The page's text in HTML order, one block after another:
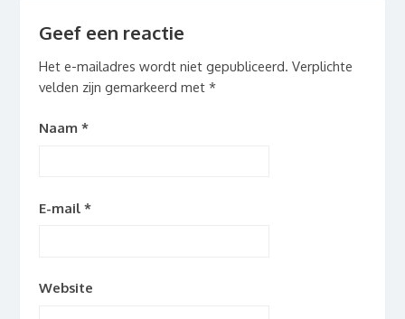
Geef een reactie
Het e-mailadres wordt niet gepubliceerd. Verplichte
velden zijn gemarkeerd met *
Naam *
E-mail *
Website